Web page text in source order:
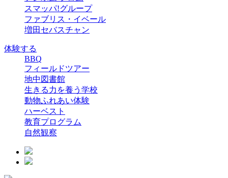
スマッパ!グループ
ファブリス・イベール
増田セバスチャン
体験する
BBQ
フィールドツアー
地中図書館
生きる力を養う学校
動物ふれあい体験
ハーベスト
教育プログラム
自然観察